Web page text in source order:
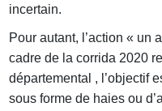
incertain.
Pour autant, l’action « un
cadre de la corrida 2020
départemental , l’objectif
sous forme de haies ou